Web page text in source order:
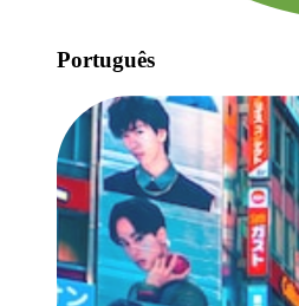
Português